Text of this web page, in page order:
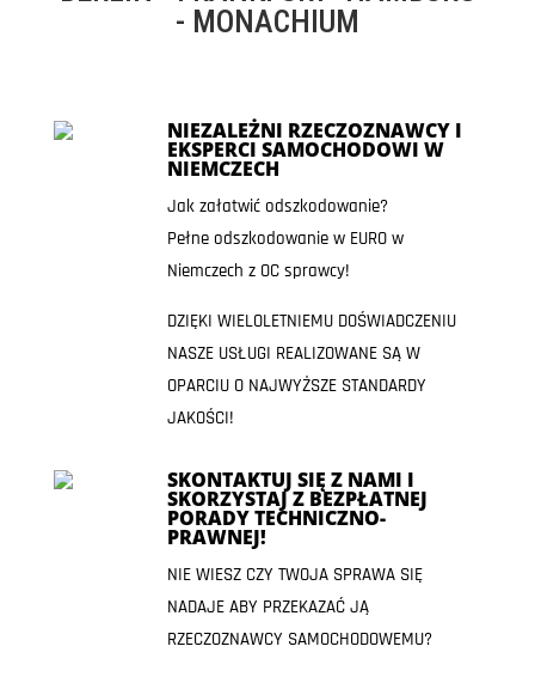
- MONACHIUM
NIEZALEŻNI RZECZOZNAWCY I
EKSPERCI SAMOCHODOWI W
NIEMCZECH
Jak załatwić odszkodowanie?
Pełne odszkodowanie w EURO w
Niemczech z OC sprawcy!
DZIĘKI WIELOLETNIEMU DOŚWIADCZENIU
NASZE USŁUGI REALIZOWANE SĄ W
OPARCIU O NAJWYŻSZE STANDARDY
JAKOŚCI!
SKONTAKTUJ SIĘ Z NAMI I
SKORZYSTAJ Z BEZPŁATNEJ
PORADY TECHNICZNO-
PRAWNEJ!
NIE WIESZ CZY TWOJA SPRAWA SIĘ
NADAJE ABY PRZEKAZAĆ JĄ
RZECZOZNAWCY SAMOCHODOWEMU?